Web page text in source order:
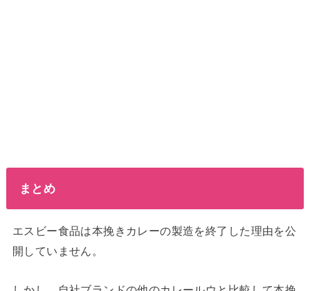
まとめ
エスビー食品は本挽きカレーの製造を終了した理由を公
開していません。